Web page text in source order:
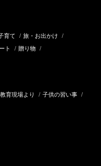
育て / 旅・お出かけ /
ト / 贈り物 /
教育現場より / 子供の習い事 /